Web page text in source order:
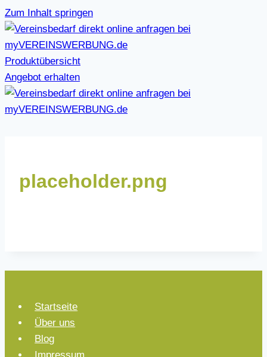
Zum Inhalt springen
Produktübersicht
Angebot erhalten
placeholder.png
Startseite
Über uns
Blog